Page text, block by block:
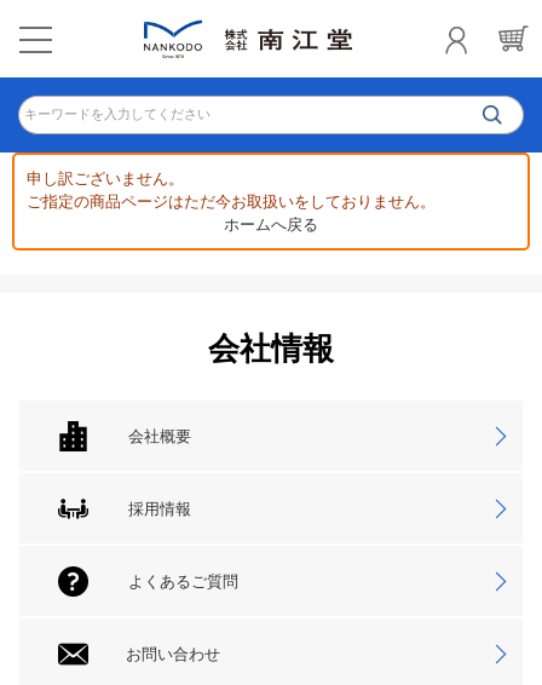
キーワードを入力してください
申し訳ございません。
ご指定の商品ページはただ今お取扱いをしておりません。
ホームへ戻る
会社情報
会社概要
採用情報
よくあるご質問
お問い合わせ